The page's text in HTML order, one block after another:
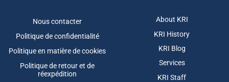
Nous contacter
Politique de confidentialité
Politique en matière de cookies
Politique de retour et de
réexpédition
About KRI
KRI History
KRI Blog
Services
KRI Staff